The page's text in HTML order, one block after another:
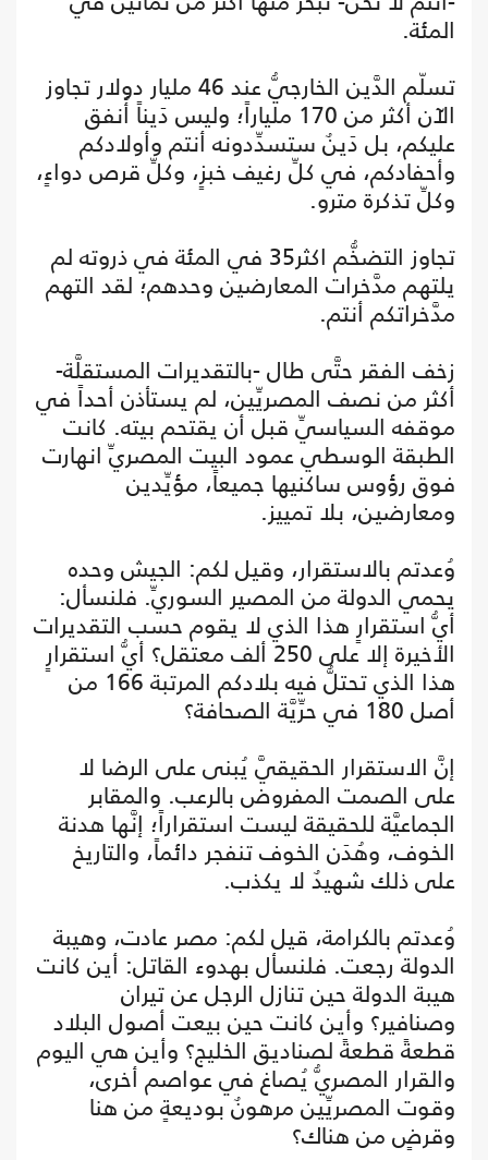
المئة.
تسلّم الدَّين الخارجيُّ عند 46 مليار دولار تجاوز
الآن أكثر من 170 ملياراً؛ وليس دَيناً أُنفق
عليكم، بل دَينٌ ستسدِّدونه أنتم وأولادكم
وأحفادكم، في كلِّ رغيف خبزٍ، وكلِّ قرص دواءٍ،
وكلِّ تذكرة مترو.
تجاوز التضخُّم اكثر35 في المئة في ذروته لم
يلتهم مدَّخرات المعارضين وحدهم؛ لقد التهم
مدَّخراتكم أنتم.
زخف الفقر حتَّى طال -بالتقديرات المستقلَّة-
أكثر من نصف المصريِّين، لم يستأذن أحداً في
موقفه السياسيِّ قبل أن يقتحم بيته. كانت
الطبقة الوسطي عمود البيت المصريِّ انهارت
فوق رؤوس ساكنيها جميعاً، مؤيِّدين
ومعارضين، بلا تمييز.
وُعدتم بالاستقرار، وقيل لكم: الجيش وحده
يحمي الدولة من المصير السوريِّ. فلنسأل:
أيُّ استقرارٍ هذا الذي لا يقوم حسب التقديرات
الأخيرة إلا على 250 ألف معتقل؟ أيُّ استقرارٍ
هذا الذي تحتلُّ فيه بلادكم المرتبة 166 من
أصل 180 في حرِّيَّة الصحافة؟
إنَّ الاستقرار الحقيقيَّ يُبنى على الرضا لا
على الصمت المفروض بالرعب. والمقابر
الجماعيَّة للحقيقة ليست استقراراً؛ إنَّها هدنة
الخوف، وهُدَن الخوف تنفجر دائماً، والتاريخ
على ذلك شهيدٌ لا يكذب.
وُعدتم بالكرامة، قيل لكم: مصر عادت، وهيبة
الدولة رجعت. فلنسأل بهدوء القاتل: أين كانت
هيبة الدولة حين تنازل الرجل عن تيران
وصنافير؟ وأين كانت حين بيعت أصول البلاد
قطعةً قطعةً لصناديق الخليج؟ وأين هي اليوم
والقرار المصريُّ يُصاغ في عواصم أخرى،
وقوت المصريِّين مرهونٌ بوديعةٍ من هنا
وقرضٍ من هناك؟